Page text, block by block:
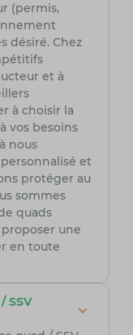
(permis,
désiré. Chez
et à
à choisir la
vos besoins
nous
et
protéger au
sommes
quads
une
en toute
SSV